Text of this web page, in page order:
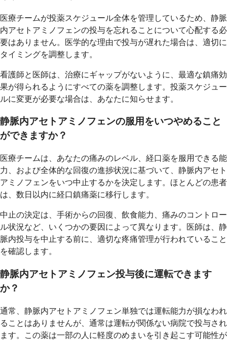
医療チームが投薬スケジュール全体を管理しているため、静脈
内アセトアミノフェンの投与を忘れることについて心配する必
要はありません。医学的な理由で投与が遅れた場合は、適切に
タイミングを調整します。
看護師と医師は、治療にギャップがないように、最適な鎮痛効
果が得られるようにすべての薬を調整します。投薬スケジュー
ルに変更が必要な場合は、あなたに知らせます。
静脈内アセトアミノフェンの服用をいつやめること
ができますか？
医療チームは、あなたの痛みのレベル、経口薬を服用できる能
力、および全体的な回復の進捗状況に基づいて、静脈内アセト
アミノフェンをいつ中止するかを決定します。ほとんどの患者
は、数日以内に経口鎮痛薬に移行します。
中止の決定は、手術からの回復、飲食能力、痛みのコントロー
ル状況など、いくつかの要因によって異なります。医師は、静
脈内投与を中止する前に、適切な疼痛管理が行われていること
を確認します。
静脈内アセトアミノフェン投与後に運転できます
か？
通常、静脈内アセトアミノフェン単独では運転能力が損なわれ
ることはありませんが、通常は運転が関係ない病院で投与され
ます。この薬は一部の人に軽度のめまいを引き起こす可能性が